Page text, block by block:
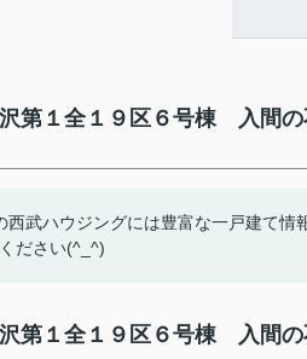
沢第１全１９区６号棟 入間
武ハウジングには豊富な一戸建て情
ださい(^_^)
沢第１全１９区６号棟 入間